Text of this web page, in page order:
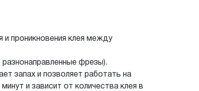
проникновения клея между
фрезы).
запах и позволяет работать на
и зависит от количества клея в